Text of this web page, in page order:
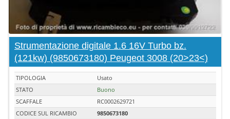
Strumentazione digitale 1.6 16V Turbo bz.
(121kw) (9850673180) Peugeot 3008 (20>23<)
TIPOLOGIA
Usato
STATO
Buono
SCAFFALE
RC0002629721
CODICE SUL RICAMBIO
9850673180